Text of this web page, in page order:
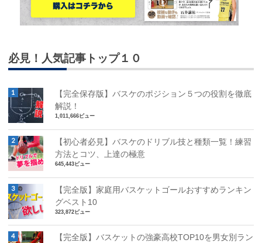
必見！人気記事トップ１０
【完全保存版】バスケのポジション５つの役割を徹底
解説！
1,011,666ビュー
【初心者必見】バスケのドリブル技と種類一覧！練習
方法とコツ、上達の極意
645,443ビュー
【完全版】家庭用バスケットゴールおすすめランキン
グベスト10
323,872ビュー
【完全版】バスケットの強豪高校TOP10を男女別ラン